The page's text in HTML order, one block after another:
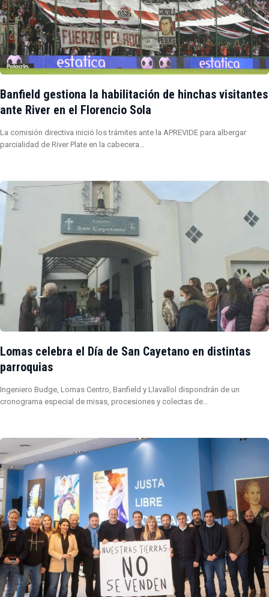
Banfield gestiona la habilitación de hinchas visitantes
ante River en el Florencio Sola
La comisión directiva inició los trámites ante la APREVIDE para albergar
parcialidad de River Plate en la cabecera…
Lomas celebra el Día de San Cayetano en distintas
parroquias
Ingeniero Budge, Lomas Centro, Banfield y Llavallol dispondrán de un
cronograma especial de misas, procesiones y colectas de…